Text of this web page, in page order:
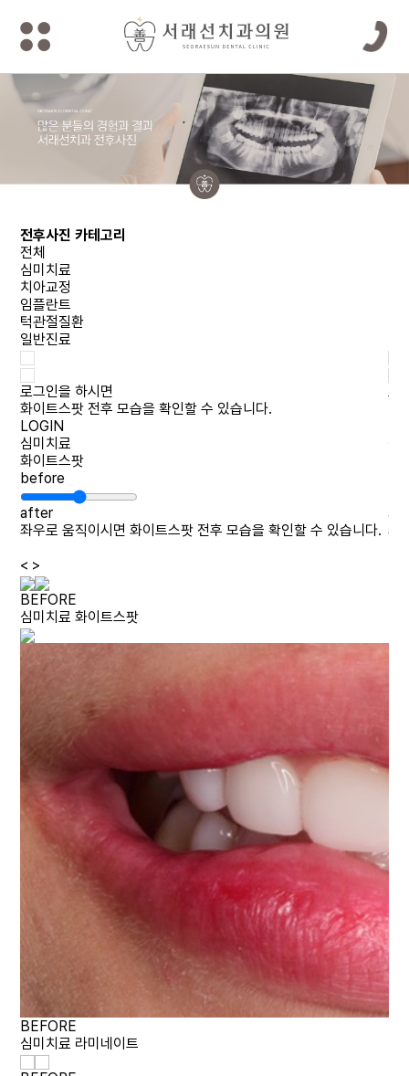
전후사진 카테고리
전체
심미치료
치아교정
임플란트
턱관절질환
일반진료
로그인을 하시면
화이트스팟 전후 모습을확인할 수 있습니다.
LOGIN
심미치료
화이트스팟
before
after
좌우로 움직이시면화이트스팟 전후 모습을 확인할 수 있습니다.
로
좌
< >
BEFORE
심미치료 화이트스팟
BEFORE
심미치료 라미네이트